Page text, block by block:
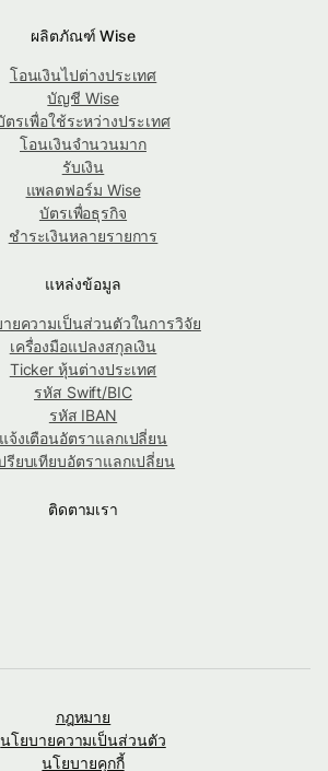
ผลิตภัณฑ์ Wise
โอนเงินไปต่างประเทศ
บัญชี Wise
ตรเพื่อใช้ระหว่างประเทศ
โอนเงินจำนวนมาก
รับเงิน
แพลตฟอร์ม Wise
บัตรเพื่อธุรกิจ
ชำระเงินหลายรายการ
แหล่งข้อมูล
ยความเป็นส่วนตัวในการวิจัย
เครื่องมือแปลงสกุลเงิน
Ticker หุ้นต่างประเทศ
รหัส Swift/BIC
รหัส IBAN
แจ้งเตือนอัตราแลกเปลี่ยน
รียบเทียบอัตราแลกเปลี่ยน
ติดตามเรา
กฎหมาย
นโยบายความเป็นส่วนตัว
นโยบายคุกกี้